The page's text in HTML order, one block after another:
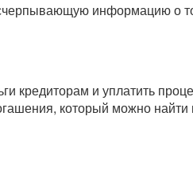
информацию о
кредиторам и уплатить
который можно